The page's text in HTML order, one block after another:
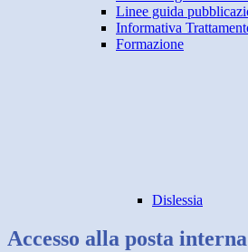
Linee guida
Informativa
Formazione
Dislessia
Accesso alla posta interna